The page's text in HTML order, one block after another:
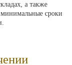
а также
сроки